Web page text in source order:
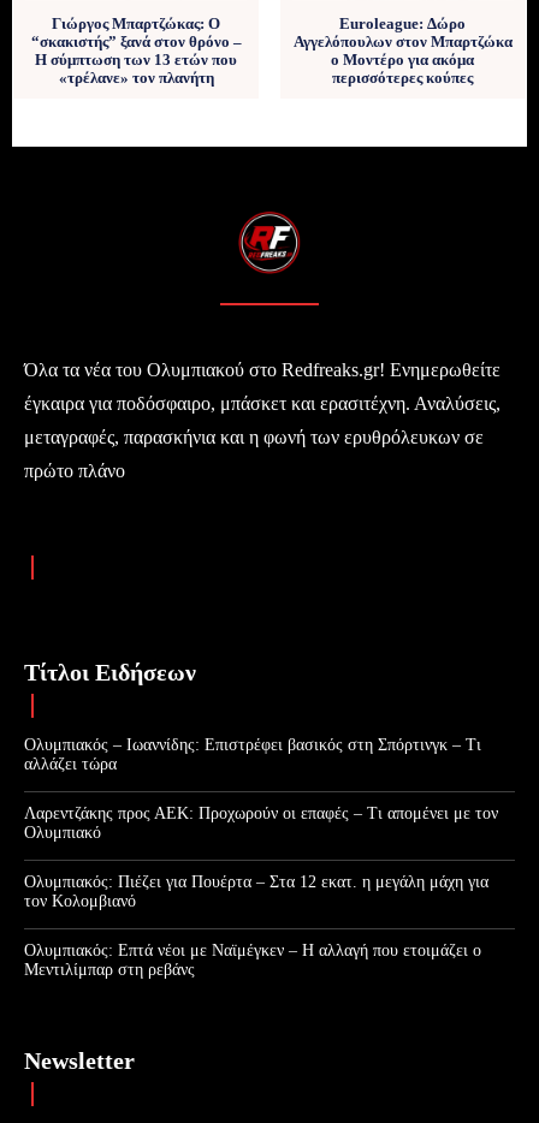
Γιώργος Μπαρτζώκας: Ο
“σκακιστής” ξανά στον θρόνο –
Η σύμπτωση των 13 ετών που
«τρέλανε» τον πλανήτη
Euroleague: Δώρο
Αγγελόπουλων στον Μπαρτζώκα
ο Μοντέρο για ακόμα
περισσότερες κούπες
Όλα τα νέα του Ολυμπιακού στο Redfreaks.gr! Ενημερωθείτε
έγκαιρα για ποδόσφαιρο, μπάσκετ και ερασιτέχνη. Αναλύσεις,
μεταγραφές, παρασκήνια και η φωνή των ερυθρόλευκων σε
πρώτο πλάνο
Τίτλοι Ειδήσεων
Ολυμπιακός – Ιωαννίδης: Επιστρέφει βασικός στη Σπόρτινγκ – Τι
αλλάζει τώρα
Λαρεντζάκης προς ΑΕΚ: Προχωρούν οι επαφές – Τι απομένει με τον
Ολυμπιακό
Ολυμπιακός: Πιέζει για Πουέρτα – Στα 12 εκατ. η μεγάλη μάχη για
τον Κολομβιανό
Ολυμπιακός: Επτά νέοι με Ναϊμέγκεν – Η αλλαγή που ετοιμάζει ο
Μεντιλίμπαρ στη ρεβάνς
Newsletter